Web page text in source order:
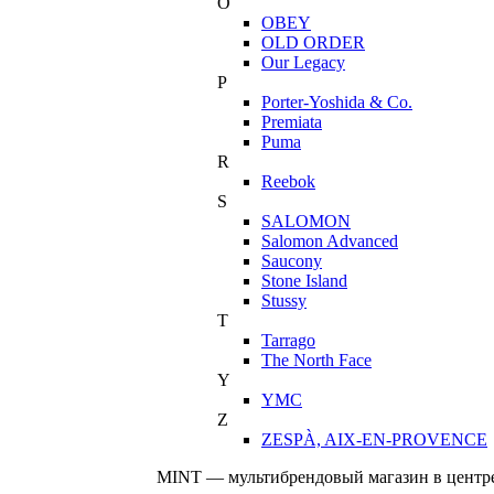
OBEY
OLD ORDER
Our Legacy
P
Porter-Yoshida & Co.
Premiata
Puma
R
Reebok
S
SALOMON
Salomon Advanced
Saucony
Stone Island
Stussy
T
Tarrago
The North Face
Y
YMC
Z
ZESPÀ, AIX-EN-PROVENCE
MINT — мультибрендовый магазин в